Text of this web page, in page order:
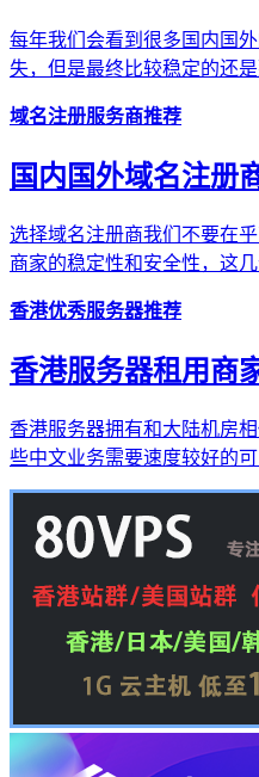
每年我们会看到很多国内国
失，但是最终比较稳定的还
域名注册服务商推荐
国内国外域名注册
选择域名注册商我们不要在
商家的稳定性和安全性，这
香港优秀服务器推荐
香港服务器租用商
香港服务器拥有和大陆机房
些中文业务需要速度较好的